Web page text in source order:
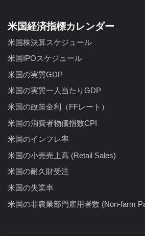
米国経済指標カレンダー
米国株決算スケジュール
米国IPOスケジュール
米国の実質GDP
米国の実質一人当たりGDP
米国の政策金利（FFレート）
米国の消費者物価指数CPI
米国のインフレ率
米国の小売売上高 (Retail Sales)
米国の耐久財受注
米国の失業率
米国の非農業部門雇用者数 (Non-farm